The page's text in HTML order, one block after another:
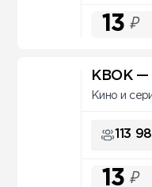
13 ₽
КВОК —
Кино и
113
13 ₽